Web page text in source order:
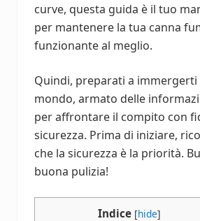
curve, questa guida è il tuo
per mantenere la tua canna
funzionante al meglio.
Quindi, preparati a immergerti
mondo, armato delle
per affrontare il compito con
sicurezza. Prima di iniziare,
che la sicurezza è la priorità.
buona pulizia!
Indice [hide]